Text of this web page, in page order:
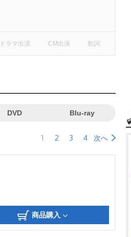
ドラマ出演 CM出演 歌詞
DVD Blu-ray
1 2 3 4 次へ
商品購入